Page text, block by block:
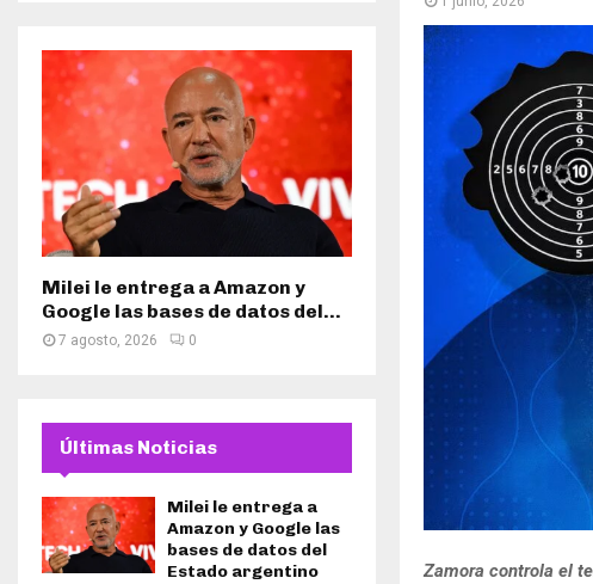
Zamora controla el
Milei le entrega a Amazon y
Google las bases de datos del...
7 agosto, 2026 0
Últimas Noticias
Milei le entrega a
Amazon y Google las
bases de datos del
Estado argentino